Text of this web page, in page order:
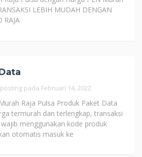
LEBIH MUDAH DENGAN
RAJA
pada Februari 14, 2022
Raja Pulsa Produk Paket Data
termurah dan terlengkap, transaksi
menggunakan kode produk
otomatis masuk ke